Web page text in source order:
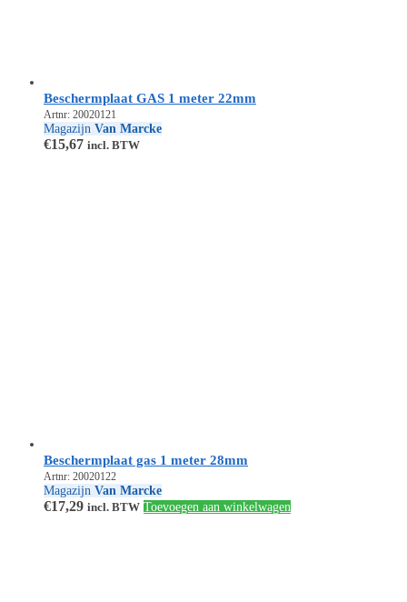
Beschermplaat GAS 1 meter 22mm
Artnr: 20020121
Magazijn Van Marcke
€15,67 incl. BTW
Beschermplaat gas 1 meter 28mm
Artnr: 20020122
Magazijn Van Marcke
€17,29 incl. BTW Toevoegen aan winkelwagen